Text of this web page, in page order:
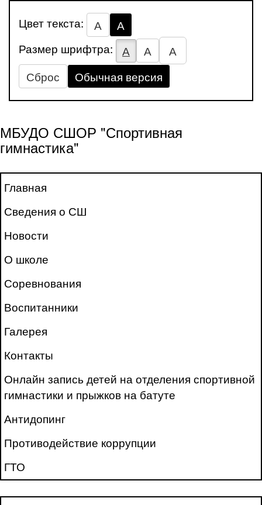
Цвет текста: А
А
Размер шрифтра:
А А
А
Сброс
Обычная версия
МБУДО СШОР "Спортивная
гимнастика"
Главная
Сведения о СШ
Новости
О школе
Соревнования
Воспитанники
Галерея
Контакты
Онлайн запись детей на отделения спортивной
гимнастики и прыжков на батуте
Антидопинг
Противодействие коррупции
ГТО